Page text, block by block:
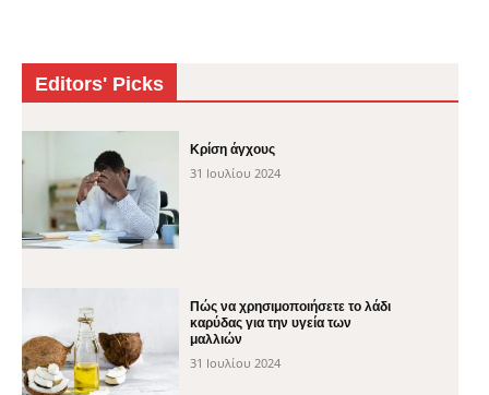
Editors' Picks
Κρίση άγχους
31 Ιουλίου 2024
Πώς να χρησιμοποιήσετε το λάδι
καρύδας για την υγεία των
μαλλιών
31 Ιουλίου 2024